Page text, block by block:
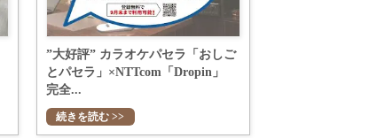
”大好評” カラオケパセラ「おしご
とパセラ」×NTTcom「Dropin」
完全...
続きを読む >>